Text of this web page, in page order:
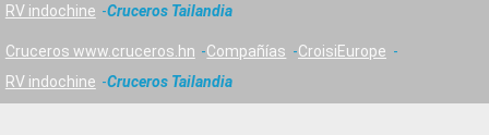
RV indochine
Cruceros Tailandia
Cruceros www.cruceros.hn Compañías
CroisiEurope
RV indochine
Cruceros Tailandia